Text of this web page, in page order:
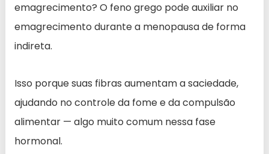
emagrecimento? O feno grego pode auxiliar no
emagrecimento durante a menopausa de forma
indireta.
Isso porque suas fibras aumentam a saciedade,
ajudando no controle da fome e da compulsão
alimentar — algo muito comum nessa fase
hormonal.